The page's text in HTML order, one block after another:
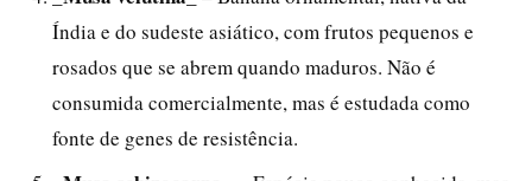
Índia e do sudeste asiático, com frutos pequenos e
rosados que se abrem quando maduros. Não é
consumida comercialmente, mas é estudada como
fonte de genes de resistência.